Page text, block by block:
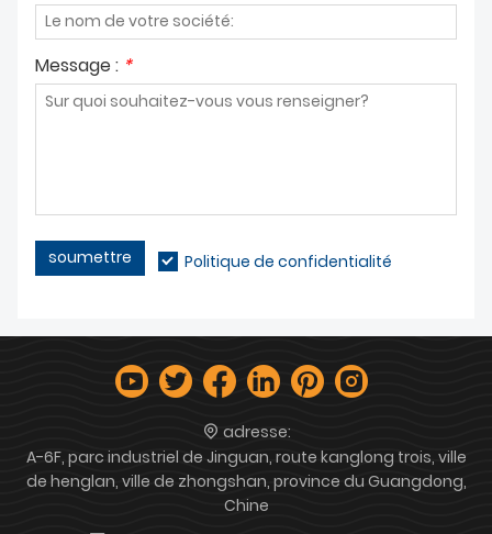
Message : *
soumettre Politique de confidentialité
adresse:
A-6F, parc industriel de Jinguan, route kanglong trois, ville
de henglan, ville de zhongshan, province du Guangdong,
Chine